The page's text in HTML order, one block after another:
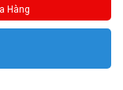
Hàng